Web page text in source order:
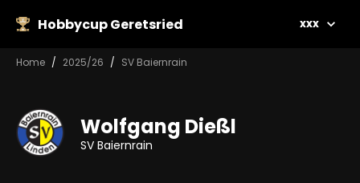
Hobbycup Geretsried xxx
Home 2025/26 SV Baiernrain
Wolfgang Dießl
SV Baiernrain